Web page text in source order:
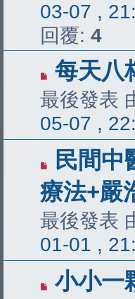
03-07 ,
回覆: 4
每天八
最後發表
05-07 ,
民間中
療法+嚴
最後發表
01-01 ,
小小一